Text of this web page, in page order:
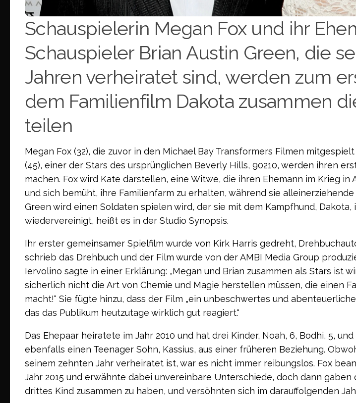
Schauspielerin Megan Fox und ihr
Schauspieler Brian Austin Green, die
Jahren verheiratet sind, werden zum
dem Familienfilm Dakota zusammen
teilen
Megan Fox (32), die zuvor in den Michael Bay Transformers Filmen
(45), einer der Stars des ursprünglichen Beverly Hills, 90210, werden ihren
machen. Fox wird Kate darstellen, eine Witwe, die ihren Ehemann im Krieg
und sich bemüht, ihre Familienfarm zu erhalten, während sie
Green wird einen Soldaten spielen wird, der sie mit dem Kampfhund, Dakota,
wiedervereinigt, heißt es in der Studio Synopsis.
Ihr erster gemeinsamer Spielfilm wurde von Kirk Harris gedreht,
schrieb das Drehbuch und der Film wurde von der AMBI Media Group
Iervolino sagte in einer Erklärung: „Megan und Brian zusammen als Stars ist
sicherlich nicht die Art von Chemie und Magie herstellen müssen, die einen
macht!“ Sie fügte hinzu, dass der Film „ein unbeschwertes und
das das Publikum heutzutage wirklich gut reagiert.“
Das Ehepaar heiratete im Jahr 2010 und hat drei Kinder, Noah, 6, Bodhi, 5,
ebenfalls einen Teenager Sohn, Kassius, aus einer früheren Beziehung.
seinem zehnten Jahr verheiratet ist, war es nicht immer reibungslos. Fox
Jahr 2015 und erwähnte dabei unvereinbare Unterschiede, doch dann
drittes Kind zusammen zu haben, und versöhnten sich im darauffolgenden